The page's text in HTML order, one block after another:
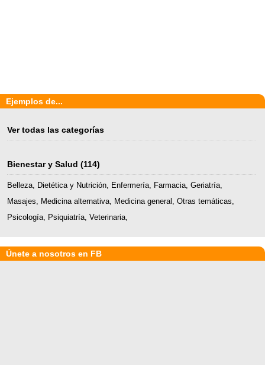
Ejemplos de...
Ver todas las categorías
Bienestar y Salud (114)
Belleza, Dietética y Nutrición, Enfermería, Farmacia, Geriatría,
Masajes, Medicina alternativa, Medicina general , Otras temáticas,
Psicología, Psiquiatría, Veterinaria,
Únete a nosotros en FB